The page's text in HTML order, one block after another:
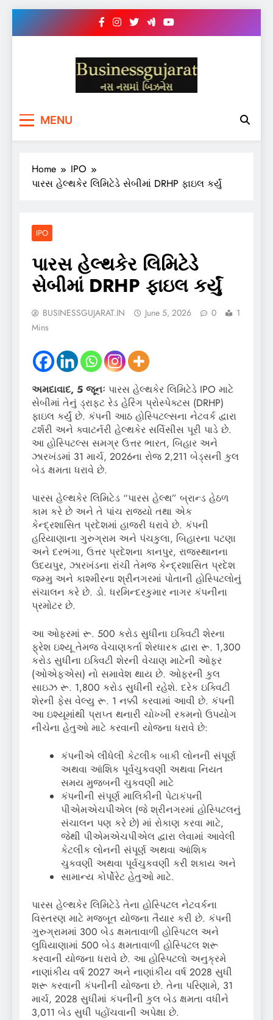
BUSINESS GUJARAT
MENU
Home
IPO
પારસ હેલ્થકેર લિમિટેડે સેબીમાં DRHP ફાઇલ કર્યું
IPO
પારસ હેલ્થકેર લિમિટેડે
સેબીમાં DRHP ફાઇલ કર્યું
BUSINESSGUJARAT.IN June 5, 2026 0
1
Mins
અમદાવાદ, 5 જૂનઃ પારસ હેલ્થકેર લિમિટેડે IPO માટે
સેબીમાં તેનું ડ્રાફ્ટ રેડ હેરિંગ પ્રોસ્પેક્ટસ (DRHP)
ફાઇલ કર્યું છે. કંપની આઠ હોસ્પિટલ્સના નેટવર્ક દ્વારા
ટર્શરી અને ક્વાટર્નરી હેલ્થકેર સર્વિસીસ પૂરી પાડે છે.
આ હોસ્પિટલ્સ સમગ્ર ઉત્તર ભારત, બિહાર અને
ઝારખંડમાં 31 માર્ચ, 2026ના રોજ 2,211 બેડ્સની કુલ
બેડ ક્ષમતા ધરાવે છે.
પારસ હેલ્થકેર લિમિટેડ “પારસ હેલ્થ” બ્રાન્ડ હેઠળ
કામ કરે છે અને તે પાંચ રાજ્યો તથા એક
કેન્દ્રશાસિત પ્રદેશમાં હાજરી ધરાવે છે. કંપની
હરિયાણાના ગુરુગ્રામ અને પંચકુલા, બિહારના પટણા
અને દરભંગા, ઉત્તર પ્રદેશના કાનપુર, રાજસ્થાનના
ઉદયપુર, ઝારખંડના રાંચી તેમજ કેન્દ્રશાસિત પ્રદેશ
જમ્મુ અને કાશ્મીરના શ્રીનગરમાં પોતાની હોસ્પિટલોનું
સંચાલન કરે છે. ડો. ધરમિન્દરકુમાર નાગર કંપનીના
પ્રમોટર છે.
આ ઓફરમાં રૂ. 500 કરોડ સુધીના ઇક્વિટી શેરના
ફ્રેશ ઇશ્યૂ તેમજ વેચાણકર્તા શેરધારક દ્વારા રૂ. 1,300
કરોડ સુધીના ઇક્વિટી શેરની વેચાણ માટેની ઓફર
(ઓએફએસ) નો સમાવેશ થાય છે. ઓફરની કુલ
સાઇઝ રૂ. 1,800 કરોડ સુધીની રહેશે. દરેક ઇક્વિટી
શેરની ફેસ વેલ્યુ રૂ. 1 નક્કી કરવામાં આવી છે. કંપની
આ ઇશ્યૂમાંથી પ્રાપ્ત થનારી ચોખ્ખી રકમનો ઉપયોગ
નીચેના હેતુઓ માટે કરવાની યોજના ધરાવે છે:
કંપનીએ લીધેલી કેટલીક બાકી લોનની સંપૂર્ણ
અથવા આંશિક પૂર્વચુકવણી અથવા નિયત
સમય મુજબની ચુકવણી માટે
કંપનીની સંપૂર્ણ માલિકીની પેટાકંપની
પીએમએચપીએલ (જે શ્રીનગરમાં હોસ્પિટલનું
સંચાલન પણ કરે છે) માં રોકાણ કરવા માટે,
જેથી પીએમએચપીએલ દ્વારા લેવામાં આવેલી
કેટલીક લોનની સંપૂર્ણ અથવા આંશિક
ચુકવણી અથવા પૂર્વચુકવણી કરી શકાય અને
સામાન્ય કોર્પોરેટ હેતુઓ માટે.
પારસ હેલ્થકેર લિમિટેડે તેના હોસ્પિટલ નેટવર્કના
વિસ્તરણ માટે મજબૂત યોજના તૈયાર કરી છે. કંપની
ગુરુગ્રામમાં 300 બેડ ક્ષમતાવાળી હોસ્પિટલ અને
લુધિયાણામાં 500 બેડ ક્ષમતાવાળી હોસ્પિટલ શરૂ
કરવાની યોજના ધરાવે છે. આ હોસ્પિટલો અનુક્રમે
નાણાંકીય વર્ષ 2027 અને નાણાંકીય વર્ષ 2028 સુધી
શરૂ કરવાની કંપનીની યોજના છે. તેના પરિણામે, 31
માર્ચ, 2028 સુધીમાં કંપનીની કુલ બેડ ક્ષમતા વધીને
3,011 બેડ સુધી પહોંચવાની અપેક્ષા છે.